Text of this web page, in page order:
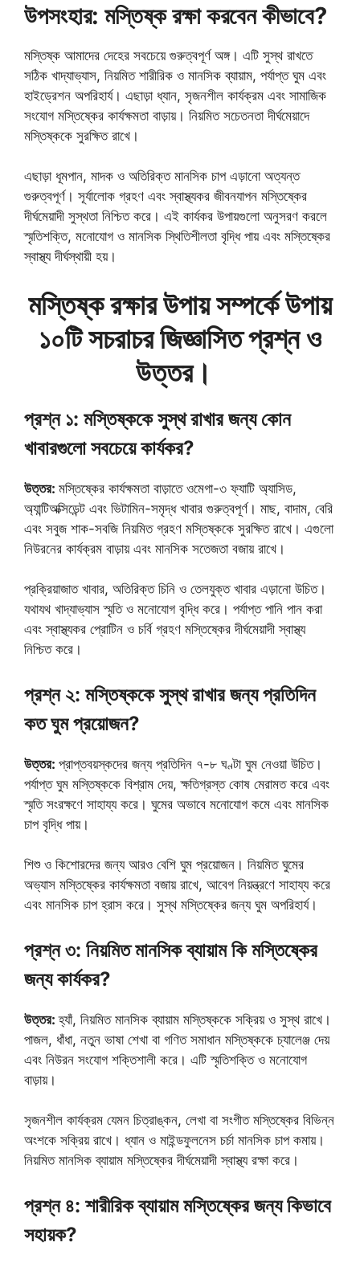
উপসংহার: মস্তিষ্ক রক্ষা করবেন কীভাবে?
মস্তিষ্ক আমাদের দেহের সবচেয়ে গুরুত্বপূর্ণ অঙ্গ। এটি সুস্থ রাখতে
সঠিক খাদ্যাভ্যাস, নিয়মিত শারীরিক ও মানসিক ব্যায়াম, পর্যাপ্ত ঘুম এবং
হাইড্রেশন অপরিহার্য। এছাড়া ধ্যান, সৃজনশীল কার্যক্রম এবং সামাজিক
সংযোগ মস্তিষ্কের কার্যক্ষমতা বাড়ায়। নিয়মিত সচেতনতা দীর্ঘমেয়াদে
মস্তিষ্ককে সুরক্ষিত রাখে।
এছাড়া ধূমপান, মাদক ও অতিরিক্ত মানসিক চাপ এড়ানো অত্যন্ত
গুরুত্বপূর্ণ। সূর্যালোক গ্রহণ এবং স্বাস্থ্যকর জীবনযাপন মস্তিষ্কের
দীর্ঘমেয়াদী সুস্থতা নিশ্চিত করে। এই কার্যকর উপায়গুলো অনুসরণ করলে
স্মৃতিশক্তি, মনোযোগ ও মানসিক স্থিতিশীলতা বৃদ্ধি পায় এবং মস্তিষ্কের
স্বাস্থ্য দীর্ঘস্থায়ী হয়।
মস্তিষ্ক রক্ষার উপায় সম্পর্কে উপায়
১০টি সচরাচর জিজ্ঞাসিত প্রশ্ন ও
উত্তর।
প্রশ্ন ১: মস্তিষ্ককে সুস্থ রাখার জন্য কোন
খাবারগুলো সবচেয়ে কার্যকর?
উত্তর: মস্তিষ্কের কার্যক্ষমতা বাড়াতে ওমেগা-৩ ফ্যাটি অ্যাসিড,
অ্যান্টিঅক্সিডেন্ট এবং ভিটামিন-সমৃদ্ধ খাবার গুরুত্বপূর্ণ। মাছ, বাদাম, বেরি
এবং সবুজ শাক-সবজি নিয়মিত গ্রহণ মস্তিষ্ককে সুরক্ষিত রাখে। এগুলো
নিউরনের কার্যক্রম বাড়ায় এবং মানসিক সতেজতা বজায় রাখে।
প্রক্রিয়াজাত খাবার, অতিরিক্ত চিনি ও তেলযুক্ত খাবার এড়ানো উচিত।
যথাযথ খাদ্যাভ্যাস স্মৃতি ও মনোযোগ বৃদ্ধি করে। পর্যাপ্ত পানি পান করা
এবং স্বাস্থ্যকর প্রোটিন ও চর্বি গ্রহণ মস্তিষ্কের দীর্ঘমেয়াদী স্বাস্থ্য
নিশ্চিত করে।
প্রশ্ন ২: মস্তিষ্ককে সুস্থ রাখার জন্য প্রতিদিন
কত ঘুম প্রয়োজন?
উত্তর: প্রাপ্তবয়স্কদের জন্য প্রতিদিন ৭-৮ ঘণ্টা ঘুম নেওয়া উচিত।
পর্যাপ্ত ঘুম মস্তিষ্ককে বিশ্রাম দেয়, ক্ষতিগ্রস্ত কোষ মেরামত করে এবং
স্মৃতি সংরক্ষণে সাহায্য করে। ঘুমের অভাবে মনোযোগ কমে এবং মানসিক
চাপ বৃদ্ধি পায়।
শিশু ও কিশোরদের জন্য আরও বেশি ঘুম প্রয়োজন। নিয়মিত ঘুমের
অভ্যাস মস্তিষ্কের কার্যক্ষমতা বজায় রাখে, আবেগ নিয়ন্ত্রণে সাহায্য করে
এবং মানসিক চাপ হ্রাস করে। সুস্থ মস্তিষ্কের জন্য ঘুম অপরিহার্য।
প্রশ্ন ৩: নিয়মিত মানসিক ব্যায়াম কি মস্তিষ্কের
জন্য কার্যকর?
উত্তর:হ্যাঁ, নিয়মিত মানসিক ব্যায়াম মস্তিষ্ককে সক্রিয় ও সুস্থ রাখে।
পাজল, ধাঁধা, নতুন ভাষা শেখা বা গণিত সমাধান মস্তিষ্ককে চ্যালেঞ্জ দেয়
এবং নিউরন সংযোগ শক্তিশালী করে। এটি স্মৃতিশক্তি ও মনোযোগ
বাড়ায়।
সৃজনশীল কার্যক্রম যেমন চিত্রাঙ্কন, লেখা বা সংগীত মস্তিষ্কের বিভিন্ন
অংশকে সক্রিয় রাখে। ধ্যান ও মাইন্ডফুলনেস চর্চা মানসিক চাপ কমায়।
নিয়মিত মানসিক ব্যায়াম মস্তিষ্কের দীর্ঘমেয়াদী স্বাস্থ্য রক্ষা করে।
প্রশ্ন ৪: শারীরিক ব্যায়াম মস্তিষ্কের জন্য কিভাবে
সহায়ক?